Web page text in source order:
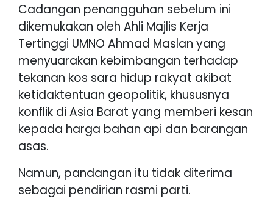
Cadangan penangguhan sebelum ini
dikemukakan oleh Ahli Majlis Kerja
Tertinggi UMNO Ahmad Maslan yang
menyuarakan kebimbangan terhadap
tekanan kos sara hidup rakyat akibat
ketidaktentuan geopolitik, khususnya
konflik di Asia Barat yang memberi kesan
kepada harga bahan api dan barangan
asas.
Namun, pandangan itu tidak diterima
sebagai pendirian rasmi parti.